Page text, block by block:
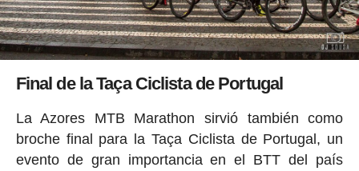
Final de la Taça Ciclista de Portugal
La Azores MTB Marathon sirvió también como
broche final para la Taça Ciclista de Portugal, un
evento de gran importancia en el BTT del país